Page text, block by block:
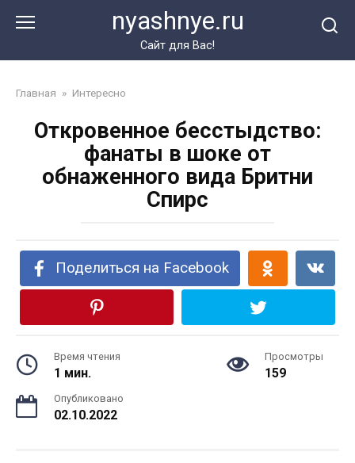
nyashnye.ru
Сайт для Вас!
Главная » Интересно
Откровенное бесстыдство:
фанаты в шоке от
обнаженного вида Бритни
Спирс
Поделиться на Facebook
Время чтения
1 мин.
Просмотры
159
Опубликовано
02.10.2022